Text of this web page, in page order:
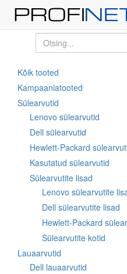
Kõik tooted
Kampaaniatooted
Sülearvutid
Lenovo sülearvutid
Dell sülearvutid
Hewlett-Packard
Kasutatud sülearvutid
Sülearvutite lisad
Lenovo sülearvutite
Dell sülearvutite lisad
Hewlett-Packard
Sülearvutite kotid
Lauaarvutid
Dell lauaarvutid